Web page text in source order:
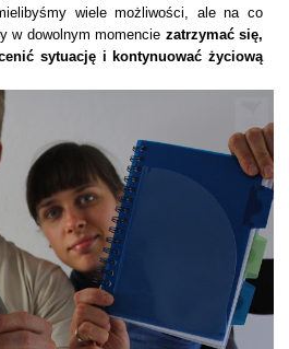
wiele możliwości, ale na co
w dowolnym momencie zatrzymać się,
sytuację i kontynuować życiową